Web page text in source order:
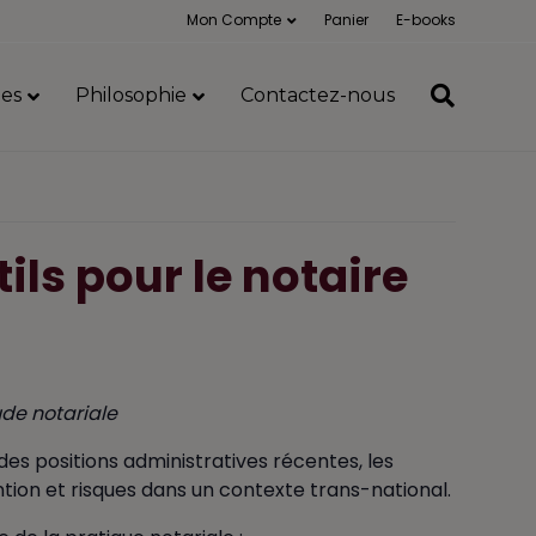
Mon Compte Panier E-books
Philosophie Contactez-nous
pour le notaire
notariale
positions administratives récentes, les
et risques dans un contexte trans-national.